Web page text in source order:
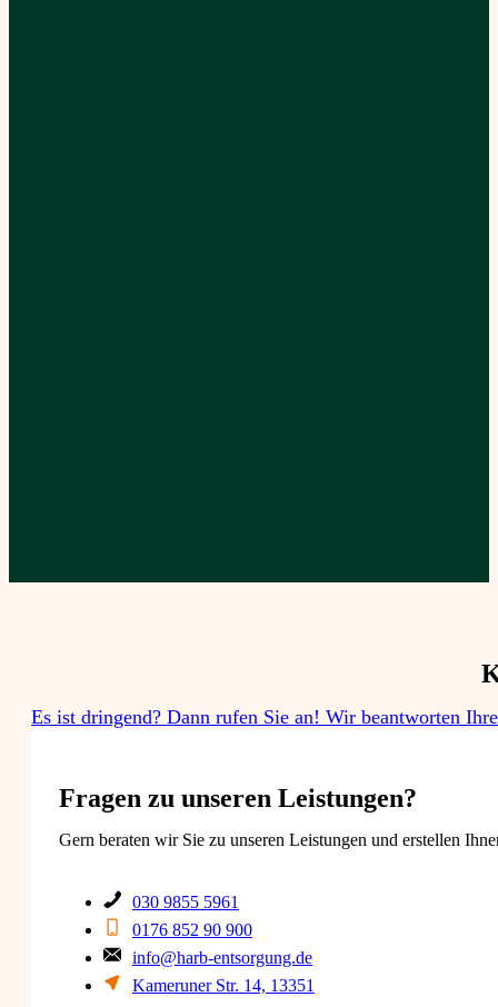
Es ist dringend? Dann rufen Sie an! Wir beantworten
Fragen zu unseren Leistungen?​
Gern beraten wir Sie zu unseren Leistungen und erstellen
030 9855 5961
0176 852 90 900
info@harb-entsorgung.de
Kameruner Str. 14, 13351